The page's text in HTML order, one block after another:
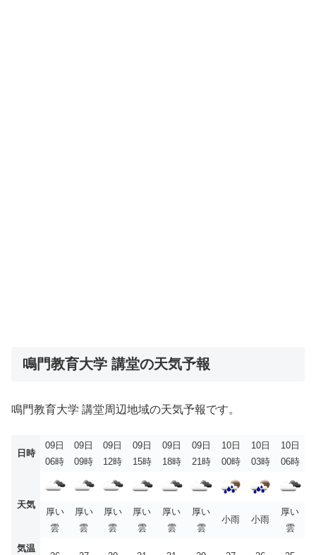
鳴門教育大学 講堂の天気予報
鳴門教育大学 講堂周辺地域の天気予報です。
日時
09日
06時
09日
09時
09日
12時
09日
15時
09日
18時
09日
21時
10日
00時
10日
03時
10日
06時
天気
厚い
雲
厚い
雲
厚い
雲
厚い
雲
厚い
雲
厚い
雲
小雨 小雨
厚い
雲
気温